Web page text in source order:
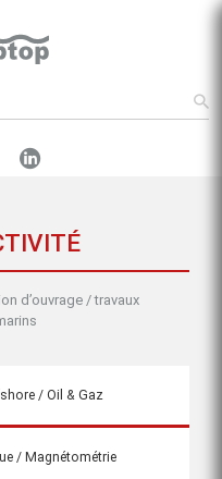
d’ouvrage / travaux
/ Oil & Gaz
/ Magnétométrie